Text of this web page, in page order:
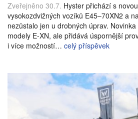
Zveřejněno 30.7. Hyster přichází s
vysokozdvižných vozíků E45–70XN2 a
nezůstalo jen u drobných úprav.
modely E-XN, ale přidává úspornější
i více možností… celý příspěvek